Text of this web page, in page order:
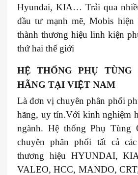
Hyundai, KIA… Trải qua
đầu tư mạnh mẽ, Mobis
thành thương hiệu linh kiện
thứ hai thế giới
HỆ THỐNG PHỤ
HÃNG TẠI VIỆT NAM
Là đơn vị chuyên phân phối
hãng, uy tín.Với kinh nghiệm
ngành. Hệ thống Phụ Tùng
chuyên phân phối tất cả
thương hiệu HYUNDAI,
VALEO, HCC, MANDO,